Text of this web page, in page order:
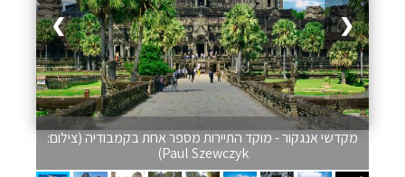
❯ ❮
מקדשי אנגקור - מוקד התיירות מספר אחת בקמבודיה (צילום:
Paul Szewczyk)